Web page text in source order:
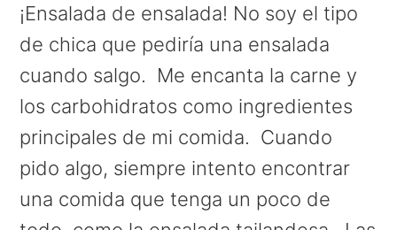
¡Ensalada de ensalada! No soy el tipo
de chica que pediría una ensalada
cuando salgo. Me encanta la carne y
los carbohidratos como ingredientes
principales de mi comida. Cuando
pido algo, siempre intento encontrar
una comida que tenga un poco de